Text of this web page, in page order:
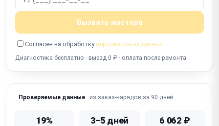
Вызвать мастера
Согласен на обработку персональных данных
Диагностика бесплатно · выезд 0 ₽ · оплата после ремонта
Проверяемые данные из заказ-нарядов за 90 дней
19% 3–5 дней 6 062 ₽